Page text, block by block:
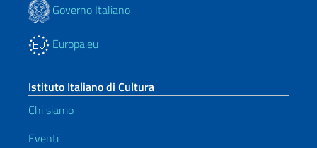
Governo Italiano
Europa.eu
Istituto Italiano di Cultura
Chi siamo
Eventi